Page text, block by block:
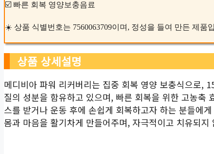
☑️ 빠른 회복 영양보충음료
☀️ 상품 식별번호는 7560063709이며, 정성을 들여 만든 제품
상품 상세설명
메디비아 파워 리커버리는 집중 회복 영양 보충식으로,
질의 성분을 함유하고 있으며, 빠른 회복을 위한 고농축
스를 받거나 운동 후에 손쉽게 회복하고자 하는 분들에
몸과 마음을 활기차게 만들어주며, 자극적이고 치유되